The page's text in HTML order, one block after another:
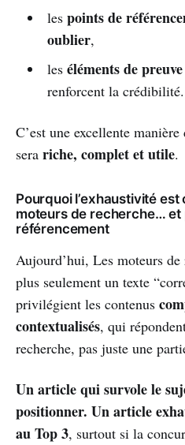
les points de
oublier,
les éléments de
renforcent la crédibilité.
C’est une excellente
sera riche, complet et utile.
Pourquoi l’exhaustivité
moteurs de recherche… et
référencement
Aujourd’hui, Les moteurs de
plus seulement un texte
privilégient les contenus
contextualisés, qui
recherche, pas juste une
Un article qui survole le
positionner. Un article
au Top 3, surtout si la